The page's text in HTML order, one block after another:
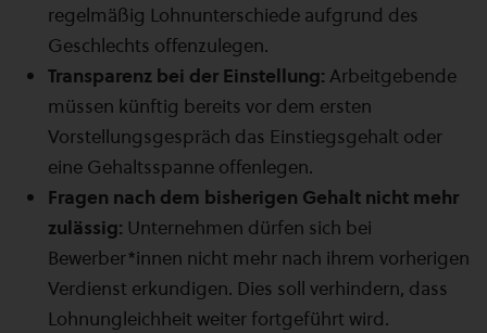
regelmäßig Lohnunterschiede aufgrund des
Geschlechts offenzulegen.
Transparenz bei der Einstellung: Arbeitgebende
müssen künftig bereits vor dem ersten
Vorstellungsgespräch das Einstiegsgehalt oder
eine Gehaltsspanne offenlegen.
Fragen nach dem bisherigen Gehalt nicht mehr
zulässig: Unternehmen dürfen sich bei
Bewerber*innen nicht mehr nach ihrem vorherigen
Verdienst erkundigen. Dies soll verhindern, dass
Lohnungleichheit weiter fortgeführt wird.